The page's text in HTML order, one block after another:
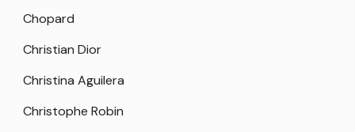
Chopard
Christian Dior
Christina Aguilera
Christophe Robin